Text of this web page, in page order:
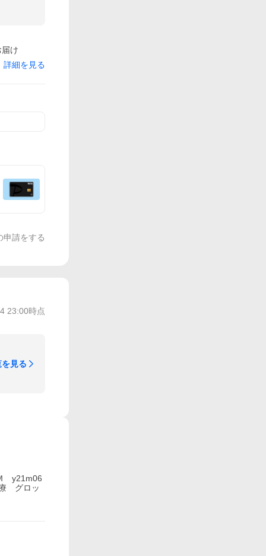
け
詳細を見る
申請をする
23:00時点
見る
y21m06
グロッ